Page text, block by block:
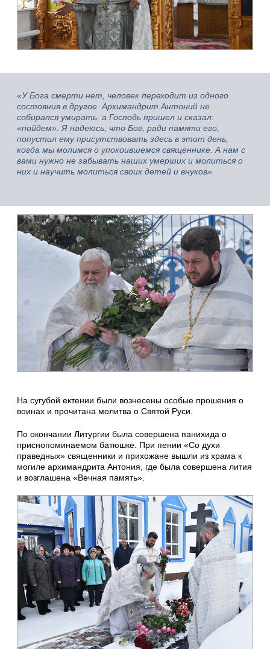
«У Бога смерти нет, человек переходит из одного
состояния в другое. Архимандрит Антоний не
собирался умирать, а Господь пришел и сказал:
«пойдем». Я надеюсь, что Бог, ради памяти его,
попустил ему присутствовать здесь в этот день,
когда мы молимся о упокоившемся священнике. А нам с
вами нужно не забывать наших умерших и молиться о
них и научить молиться своих детей и внуков».
На сугубой ектении были вознесены особые прошения о
воинах и прочитана молитва о Святой Руси.
По окончании Литургии была совершена панихида о
приснопоминаемом батюшке. При пении «Со духи
праведных» священники и прихожане вышли из храма к
могиле архимандрита Антония, где была совершена лития
и возглашена «Вечная память».